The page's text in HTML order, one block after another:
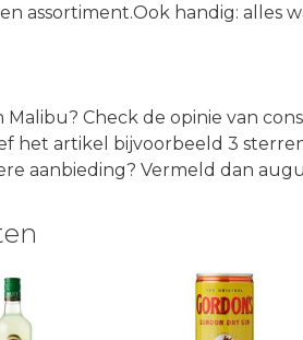
assortiment.Ook handig: alles
Check de opinie van
het artikel bijvoorbeeld 3
aanbieding? Vermeld dan